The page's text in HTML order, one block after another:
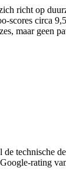
richt op
scores circa
maar geen
de technische